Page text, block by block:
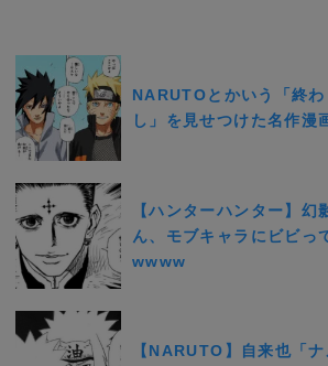
NARUTOとかいう「終わ
し」を見せつけた名作
【ハンターハンター】幻
ん、モブキャラにビビっ
wwww
【NARUTO】自来也「